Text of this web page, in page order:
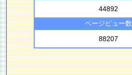
44892
ページビュー数
88207